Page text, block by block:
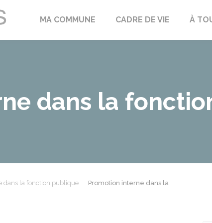
ÉchilleusesMA COMMUNE CADRE DE VIE À
dans la
dans la fonction publique
Promotion interne dans la